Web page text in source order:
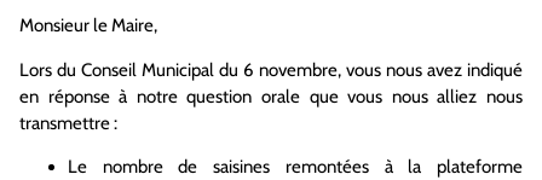
Monsieur le Maire,
Lors du Conseil Municipal du 6 novembre, vous nous avez indiqué
en réponse à notre question orale que vous nous alliez nous
transmettre :
Le nombre de saisines remontées à la plateforme